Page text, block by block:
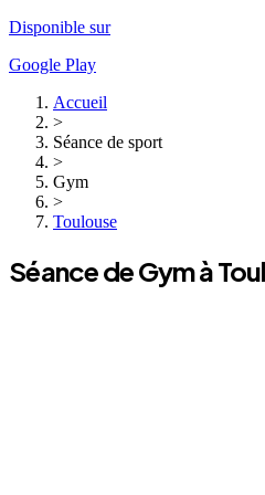
Disponible sur
Google Play
Accueil
>
Séance de sport
>
Gym
>
Toulouse
Séance deGymà